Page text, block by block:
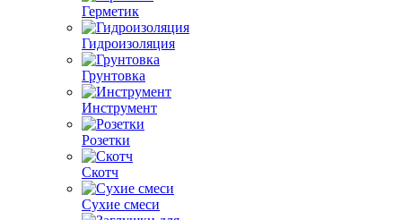
Герметик
Гидроизоляция
Грунтовка
Инструмент
Розетки
Скотч
Сухие смеси